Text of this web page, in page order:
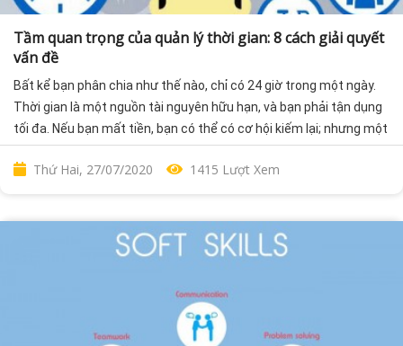
Tầm quan trọng của quản lý thời gian: 8 cách giải quyết
vấn đề
Bất kể bạn phân chia như thế nào, chỉ có 24 giờ trong một ngày.
Thời gian là một nguồn tài nguyên hữu hạn, và bạn phải tận dụng
tối đa. Nếu bạn mất tiền, bạn có thể có cơ hội kiếm lại; nhưng một
giờ lãng phí là không thể. Với các kỹ năng và công cụ quản lý thời
gian phù hợp, bạn sẽ nhận đươc rất nhiều lợi ích từ việc quản lý
Thứ Hai, 27/07/2020 1415 Lượt Xem